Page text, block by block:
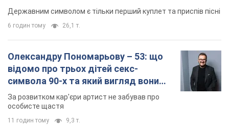
Державним символом є тільки перший куплет та приспів пісні
6 годин тому 26,1 т.
Олександру Пономарьову – 53: що
відомо про трьох дітей секс-
символа 90-х та який вигляд вони
мають
За розвитком кар'єри артист не забував про
особисте щастя
11 годин тому 9,3 т.